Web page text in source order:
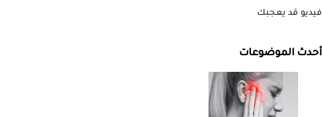
فيديو قد يعجبك
أحدث الموضوعات